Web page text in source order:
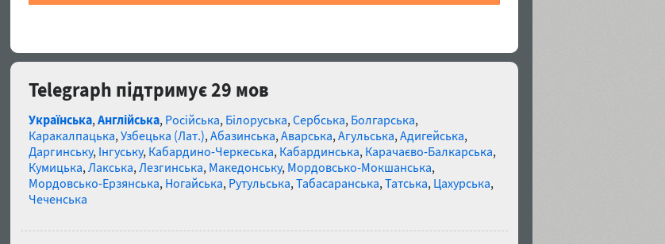
Telegraph підтримує 29 мов
Українська,Англійська, Російська, Білоруська,Сербська, Болгарська,
Каракалпацька,Узбецька (Лат.),Абазинська,Аварська,Агульська,Адигейська,
Даргинську, Інгуську, Кабардино-Черкеська, Кабардинська, Карачаєво-Балкарська,
Кумицька,Лакська,Лезгинська, Македонську, Мордовсько-Мокшанська,
Мордовсько-Ерзянська, Ногайська, Рутульська,Табасаранська,Татська, Цахурська,
Чеченська